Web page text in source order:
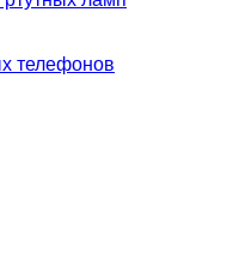
телефонов